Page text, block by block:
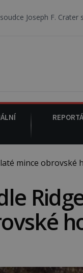
se 6. srpna 1930
mince obrovské